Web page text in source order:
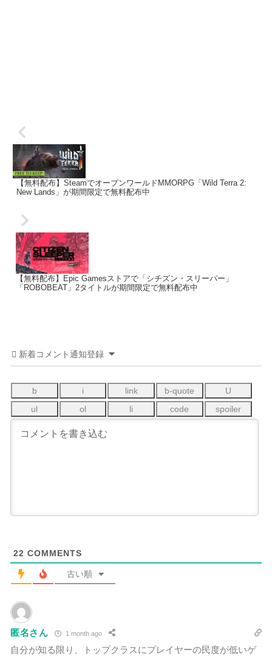
【無料配布】SteamでオープンワールドMMORPG「Wild Terra 2:
New Lands」が期間限定で無料配布中
【無料配布】Epic Gamesストアで「シチズン・スリーパー」
「ROBOBEAT」2タイトルが期間限定で無料配布中
新着コメント通知登録
22 COMMENTS
古い順
匿名さん 1 month ago
自分が知る限り、 トップクラスにプレイヤーの民度が低いゲ